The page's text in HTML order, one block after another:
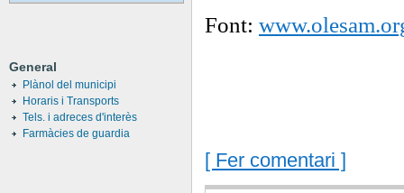
General
Plànol del municipi
Horaris i Transports
Tels. i adreces d'interès
Farmàcies de guardia
Font:
[ Fer comentari ]